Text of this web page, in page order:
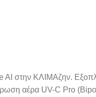
AI στην ΚΛΙΜΑζην.
αέρα UV-C Pro